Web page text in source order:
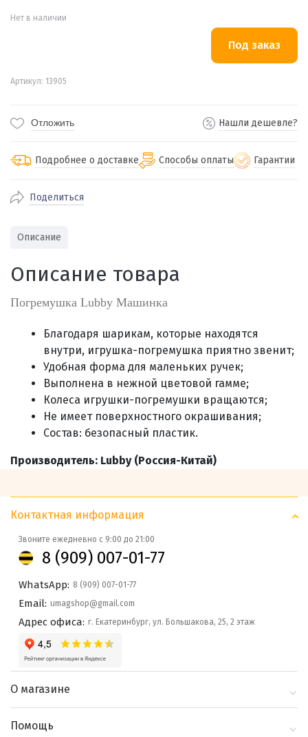
Нет в наличии
Артикул: 13905
Отложить Нашли дешевле?
Подробнее о доставке
По Екатеринбургу бесплатная
Отправляем во все регионы России
службами Пэк, Кит, Луч, Сдэк, Озон
доставка, Почта РФ или любой другой
Способы оплаты
Через СБП при получении (для
Екатеринбурга и близлежащих
городов)
Оплата по счету для юридических лиц
Гарантии
Поделиться
Описание
Описание товара
Погремушка Lubby Машинка
Благодаря шарикам, которые находятся
внутри, игрушка-погремушка приятно звенит;
Удобная форма для маленьких ручек;
Выполнена в нежной цветовой гамме;
Колеса игрушки-погремушки вращаются;
Не имеет поверхностного окрашивания;
Состав: безопасный пластик.
Производитель: Lubby (Россия-Китай)
Контактная информация
Звоните ежедневно с 9:00 до 21:00
8 (909) 007-01-77
WhatsApp: 8 (909) 007-01-77
Email: umagshop@gmail.com
Адрес офиса: г. Екатеринбург, ул. Большакова, 25, 2 этаж
О магазине
Помощь